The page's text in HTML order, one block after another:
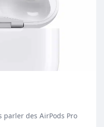
parler des AirPods Pro